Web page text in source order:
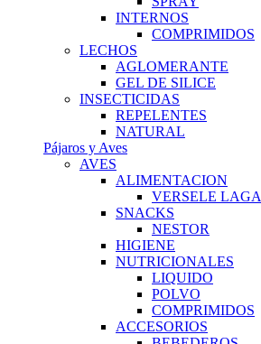
INTERNOS
COMPRIMIDOS
LECHOS
AGLOMERANTE
GEL DE SILICE
INSECTICIDAS
REPELENTES
NATURAL
Pájaros y Aves
AVES
ALIMENTACION
VERSELE LAGA
SNACKS
NESTOR
HIGIENE
NUTRICIONALES
LIQUIDO
POLVO
COMPRIMIDOS
ACCESORIOS